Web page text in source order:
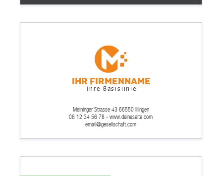
Ihr Firmenname
Ihre Basislinie
email@gesellschaft.com
06 12 34 56 78 - www.deineseite.com
Meininger Strasse 43 66550 Illingen